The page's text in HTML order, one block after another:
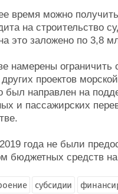
время можно
на строительство
это заложено по 3,8
намерены ограничить
других проектов
был направлен на
и пассажирских
года не были
бюджетных средств
субсидии